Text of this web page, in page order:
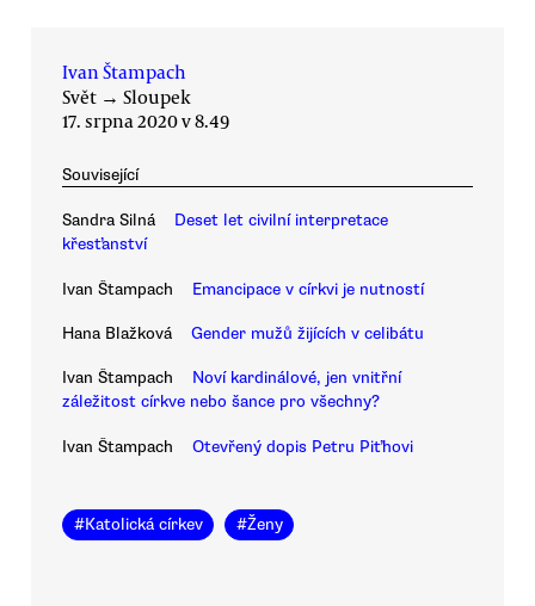
Ivan Štampach
Svět → Sloupek
17. srpna 2020 v 8.49
Související
Sandra Silná
Deset let civilní interpretace
křesťanství
Ivan Štampach Emancipace v církvi je nutností
Hana Blažková Gender mužů žijících v celibátu
Ivan Štampach
Noví kardinálové, jen vnitřní
záležitost církve nebo šance pro všechny?
Ivan Štampach Otevřený dopis Petru Piťhovi
#Katolická církev #Ženy